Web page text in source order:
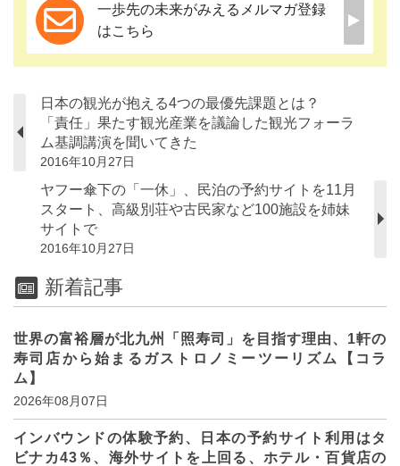
一歩先の未来がみえるメルマガ登録
はこちら
日本の観光が抱える4つの最優先課題とは？
「責任」果たす観光産業を議論した観光フォーラ
ム基調講演を聞いてきた
2016年10月27日
ヤフー傘下の「一休」、民泊の予約サイトを11月
スタート、高級別荘や古民家など100施設を姉妹
サイトで
2016年10月27日
新着記事
世界の富裕層が北九州「照寿司」を目指す理由、1軒の
寿司店から始まるガストロノミーツーリズム【コラ
ム】
2026年08月07日
インバウンドの体験予約、日本の予約サイト利用はタ
ビナカ43％、海外サイトを上回る、ホテル・百貨店の